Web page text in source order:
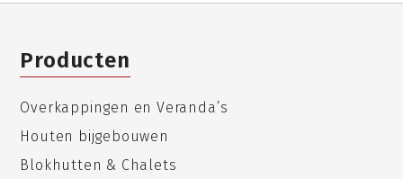
Producten
Overkappingen en Veranda’s
Houten bijgebouwen
Blokhutten & Chalets